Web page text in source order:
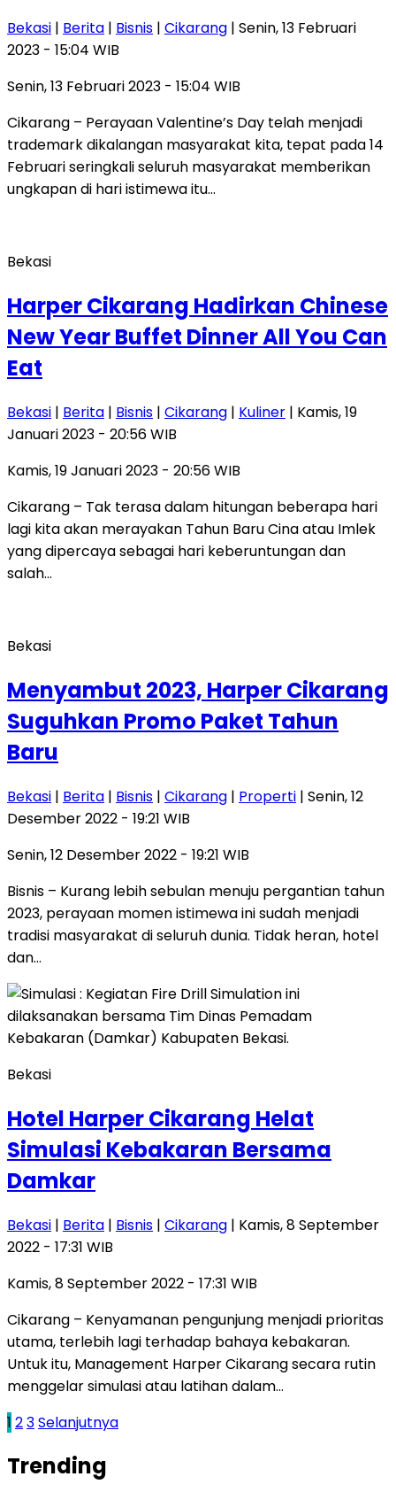
Bekasi | Berita | Bisnis | Cikarang | Senin, 13 Februari
2023 - 15:04 WIB
Senin, 13 Februari 2023 - 15:04 WIB
Cikarang – Perayaan Valentine’s Day telah menjadi
trademark dikalangan masyarakat kita, tepat pada 14
Februari seringkali seluruh masyarakat memberikan
ungkapan di hari istimewa itu…
Bekasi
Harper Cikarang Hadirkan Chinese
New Year Buffet Dinner All You Can
Eat
Bekasi | Berita | Bisnis | Cikarang | Kuliner | Kamis, 19
Januari 2023 - 20:56 WIB
Kamis, 19 Januari 2023 - 20:56 WIB
Cikarang – Tak terasa dalam hitungan beberapa hari
lagi kita akan merayakan Tahun Baru Cina atau Imlek
yang dipercaya sebagai hari keberuntungan dan
salah…
Bekasi
Menyambut 2023, Harper Cikarang
Suguhkan Promo Paket Tahun
Baru
Bekasi | Berita | Bisnis | Cikarang | Properti | Senin, 12
Desember 2022 - 19:21 WIB
Senin, 12 Desember 2022 - 19:21 WIB
Bisnis – Kurang lebih sebulan menuju pergantian tahun
2023, perayaan momen istimewa ini sudah menjadi
tradisi masyarakat di seluruh dunia. Tidak heran, hotel
dan…
Bekasi
Hotel Harper Cikarang Helat
Simulasi Kebakaran Bersama
Damkar
Bekasi | Berita | Bisnis | Cikarang | Kamis, 8 September
2022 - 17:31 WIB
Kamis, 8 September 2022 - 17:31 WIB
Cikarang – Kenyamanan pengunjung menjadi prioritas
utama, terlebih lagi terhadap bahaya kebakaran.
Untuk itu, Management Harper Cikarang secara rutin
menggelar simulasi atau latihan dalam…
Paginasi
1 23Selanjutnya
Trending